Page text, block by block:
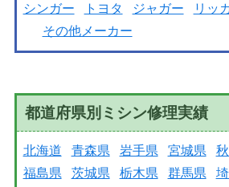
シンガー
トヨタ ジャガー
リッ
その他メーカー
都道府県別ミシン修理実績
北海道 青森県 岩手県 宮城県
福島県
茨城県 栃木県 群馬県